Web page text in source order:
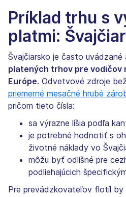
Príklad trhu s
platmi:
Švajčiarsko je často uvádzané
platených trhov pre vodičov
Európe. Odvetvové zdroje
priemerné mesačné hrubé
pričom tieto čísla:
sa výrazne líšia podľa
je potrebné hodnotiť s
životné náklady vo
môžu byť odlišné pre
podliehajúcich
Pre prevádzkovateľov flotíl by